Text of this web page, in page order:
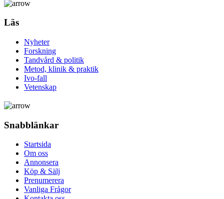
Läs
Nyheter
Forskning
Tandvård & politik
Metod, klinik & praktik
Ivo-fall
Vetenskap
Snabblänkar
Startsida
Om oss
Annonsera
Köp & Sälj
Prenumerera
Vanliga Frågor